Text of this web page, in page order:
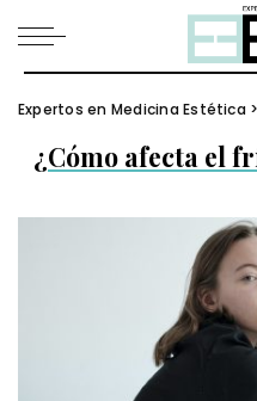
Expertos en Medicina Estética >
¿Cómo afecta el